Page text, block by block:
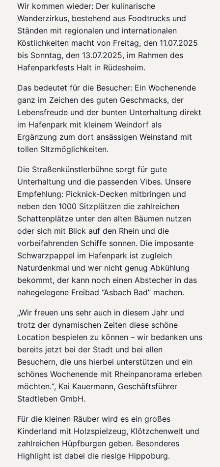
Wir kommen wieder: Der kulinarische
Wanderzirkus, bestehend aus Foodtrucks und
Ständen mit regionalen und internationalen
Köstlichkeiten macht von Freitag, den 11.07.2025
bis Sonntag, den 13.07.2025, im Rahmen des
Hafenparkfests Halt in Rüdesheim.
Das bedeutet für die Besucher: Ein Wochenende
ganz im Zeichen des guten Geschmacks, der
Lebensfreude und der bunten Unterhaltung direkt
im Hafenpark mit kleinem Weindorf als
Ergänzung zum dort ansässigen Weinstand mit
tollen SItzmöglichkeiten.
Die Straßenkünstlerbühne sorgt für gute
Unterhaltung und die passenden Vibes. Unsere
Empfehlung: Picknick-Decken mitbringen und
neben den 1000 Sitzplätzen die zahlreichen
Schattenplätze unter den alten Bäumen nutzen
oder sich mit Blick auf den Rhein und die
vorbeifahrenden Schiffe sonnen. Die imposante
Schwarzpappel im Hafenpark ist zugleich
Naturdenkmal und wer nicht genug Abkühlung
bekommt, der kann noch einen Abstecher in das
nahegelegene Freibad “Asbach Bad” machen.
„Wir freuen uns sehr auch in diesem Jahr und
trotz der dynamischen Zeiten diese schöne
Location bespielen zu können – wir bedanken uns
bereits jetzt bei der Stadt und bei allen
Besuchern, die uns hierbei unterstützen und ein
schönes Wochenende mit Rheinpanorama erleben
möchten.“, Kai Kauermann, Geschäftsführer
Stadtleben GmbH.
Für die kleinen Räuber wird es ein großes
Kinderland mit Holzspielzeug, Klötzchenwelt und
zahlreichen Hüpfburgen geben. Besonderes
Highlight ist dabei die riesige Hippoburg.